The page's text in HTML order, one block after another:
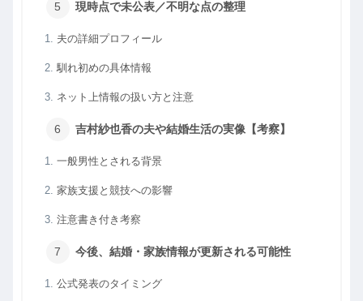
現時点で未公表／不明な点の整理
夫の詳細プロフィール
馴れ初めの具体情報
ネット上情報の扱い方と注意
吉村紗也香の夫や結婚生活の実像【考察】
一般男性とされる背景
家族支援と競技への影響
注意書き付き考察
今後、結婚・家族情報が更新される可能性
公式発表のタイミング